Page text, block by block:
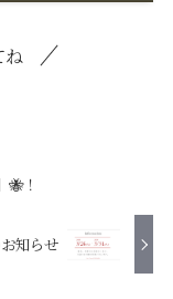
ね
🐝！
知らせ